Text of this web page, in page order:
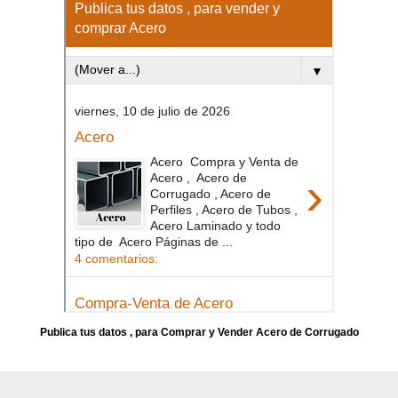
Publica tus datos , para Comprar y Vender Acero de Corrugado